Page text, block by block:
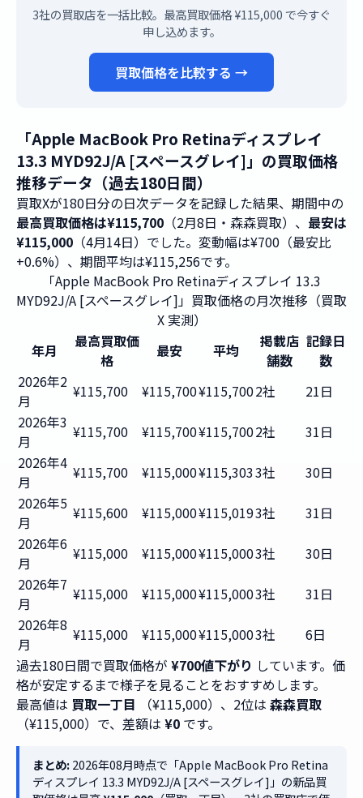
3社の買取店を一括比較。最高買取価格 ¥115,000 で今すぐ
申し込めます。
買取価格を比較する →
「Apple MacBook Pro Retinaディスプレイ
13.3 MYD92J/A [スペースグレイ]」の買取価格
推移データ（過去180日間）
買取Xが180日分の日次データを記録した結果、期間中の
最高買取価格は¥115,700 （2月8日・森森買取）、 最安は
¥115,000 （4月14日）でした。変動幅は¥700（最安比
+0.6%）、期間平均は¥115,256です。
「Apple MacBook Pro Retinaディスプレイ 13.3
MYD92J/A [スペースグレイ]」買取価格の月次推移（買取
X 実測）
年月
最高買取価
格
最安 平均
掲載店
舗数
記録日
数
2026年2
月
¥115,700 ¥115,700¥115,7002社
21日
2026年3
月
¥115,700 ¥115,700¥115,7002社
31日
2026年4
月
¥115,700 ¥115,000¥115,3033社
30日
2026年5
月
¥115,600 ¥115,000¥115,0193社
31日
2026年6
月
¥115,000 ¥115,000¥115,0003社
30日
2026年7
月
¥115,000 ¥115,000¥115,0003社
31日
2026年8
月
¥115,000 ¥115,000¥115,0003社
6日
過去180日間で買取価格が ¥700値下がり しています。価
格が安定するまで様子を見ることをおすすめします。
最高値は 買取一丁目 （¥115,000）、2位は 森森買取
（¥115,000）で、差額は ¥0 です。
まとめ:2026年08月時点で「Apple MacBook Pro Retina
ディスプレイ 13.3 MYD92J/A [スペースグレイ]」の新品買